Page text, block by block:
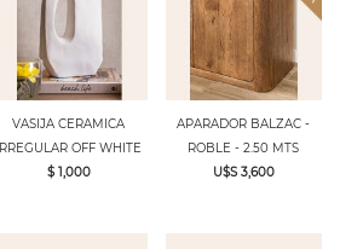
VASIJA CERAMICA
IRREGULAR OFF WHITE
$ 1,000
APARADOR BALZAC -
ROBLE - 2.50 MTS
U$S 3,600